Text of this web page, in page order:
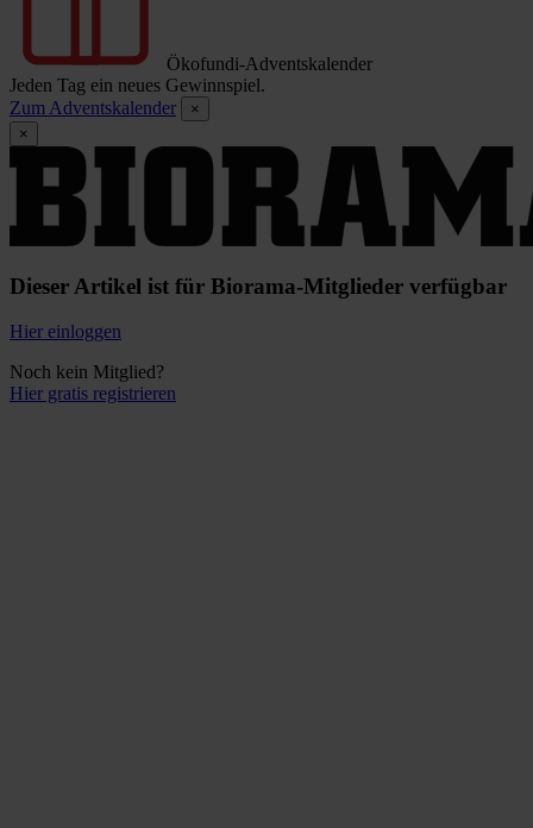
Ökofundi-Adventskalender
Jeden Tag ein neues Gewinnspiel.
Zum Adventskalender
×
×
Dieser Artikel ist für Biorama-Mitglieder verfügbar
Hier einloggen
Noch kein Mitglied?
Hier gratis registrieren